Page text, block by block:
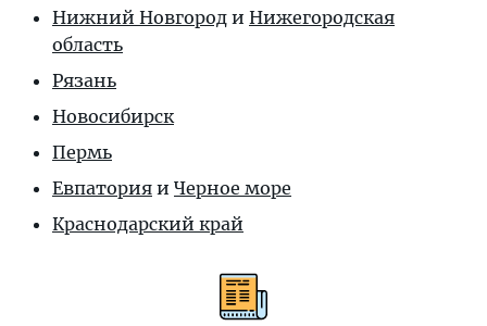
Нижний Новгород и Нижегородская
область
Рязань
Новосибирск
Пермь
Евпатория и Черное море
Краснодарский край